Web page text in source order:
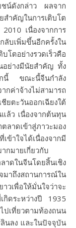
ชน์ดังกล่าว ผลจาก
ำคัญในการเติบโต
เนื่องจากการ
บเพิ่มขึ้นอีกครั้งใน
โตอย่างรวดเร็วคือ
อย่างมีนัยสำคัญ ทั้ง
กนี้ ขณะนี้จีนกำลัง
ค่าจ้างไม่สามารถ
ยตะวันออกเฉียงใต้
ล้ว เนื่องจากต้นทุน
าดเข้าสู่ภาวะมอง
ข้าใจได้เนื่องจากมี
กมายเกี่ยวกับ
ดในจีนโดยสิ้นเชิง
มาถึงสถานการณ์ใน
วเพื่อให้มั่นใจว่าจะ
กิดระหว่างปี 1935
ปเที่ยวตามท้องถนน
นลง และในปัจจุบัน